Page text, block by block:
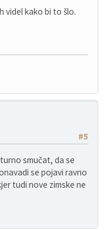
videl kako bi to šlo.
#5
smučat, da se
se pojavi ravno
tudi nove zimske ne